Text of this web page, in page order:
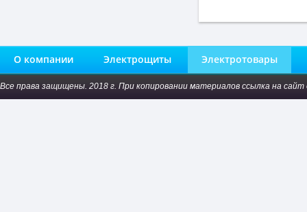
О компании Электрощиты Электротовары
Все права защищены. 2018 г. При копировании материалов ссылка на сайт